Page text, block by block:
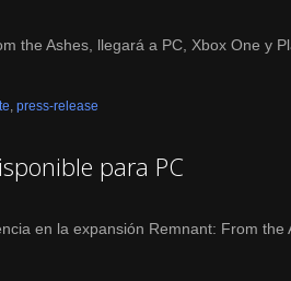
the Ashes, llegará a PC, Xbox One y
, press-release
para PC
en la expansión Remnant: From